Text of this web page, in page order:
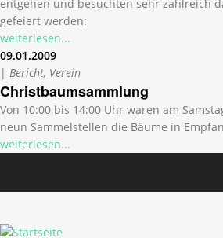
entgehen und besuchten sehr zahlreich
gefeiert werden:
weiterlesen...
09.01.2009
| Bericht, Verein
Christbaumsammlung
Von 10:00 bis 14:00 Uhr waren am
neun Sammelstellen die Bäume in
weiterlesen...